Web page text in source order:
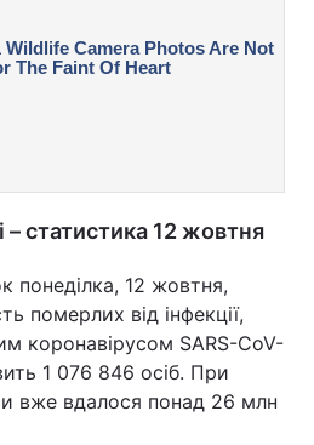
– статистика 12 жовтня
понеділка, 12 жовтня,
померлих від інфекції,
коронавірусом SARS-CoV-
1 076 846 осіб. При
вже вдалося понад 26 млн